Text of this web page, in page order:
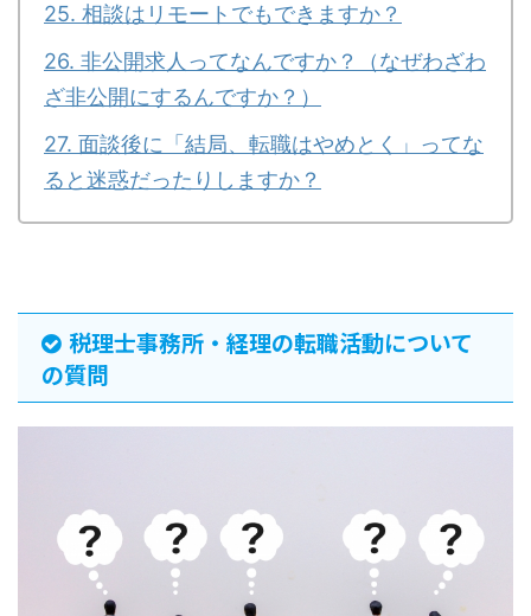
25. 相談はリモートでもできますか？
26. 非公開求人ってなんですか？（なぜわざわ
ざ非公開にするんですか？）
27. 面談後に「結局、転職はやめとく」ってな
ると迷惑だったりしますか？
税理士事務所・経理の転職活動について
の質問